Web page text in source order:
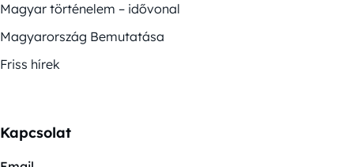
Magyar történelem – idővonal
Magyarország Bemutatása
Friss hírek
Kapcsolat